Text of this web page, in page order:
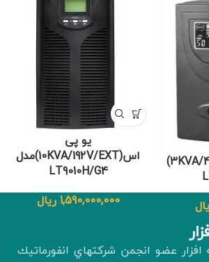
یو پی اس (3KVA/48V/INT)
یو پی
اس(10KVA/192V/EXT)مدل
LT9010H/G4
1,590,000,000ریال
عضو انجمن شركتهاي انفورماتيك